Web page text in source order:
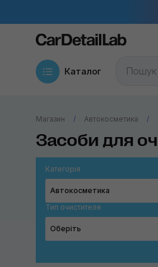
Каталог
Магазин Автокосметика
Засоби для
Категорія
Автокосметика
Тип очистителя
Оберіть